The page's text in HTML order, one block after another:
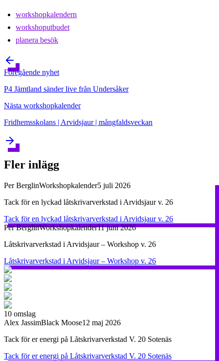
workshopkalendern
workshoputbudet
planera besök
Föregående nyhet
P4 Jämtland sänder live från Undersåker
Nästa workshopkalender
Fridhemsskolans | Arvidsjaur | mångfaldsveckan
Fler inlägg
Per BerglinWorkshopkalender5 juli 2026
Tack för en lyckad låtskrivarverkstad i Arvidsjaur v. 26
Tack för en lyckad låtskrivarverkstad i Arvidsjaur v. 26
Per BerglinWorkshopkalender11 juni 2026
Låtskrivarverkstad i Arvidsjaur – Workshop v. 26
Låtskrivarverkstad i Arvidsjaur – Workshop v. 26
10 omslag
Alex JassimBlack Moose12 maj 2026
Tack för er energi på Låtskrivarverkstad V. 20 Sotenäs
Tack för er energi på Låtskrivarverkstad V. 20 Sotenäs